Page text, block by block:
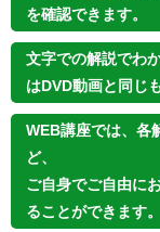
を確認できます。
文字での解説でわ
はDVD動画と同じ
WEB講座では、各
ど、
ご自身でご自由に
ることができます。